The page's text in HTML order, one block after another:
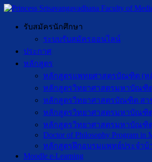
รับสมัครนักศึกษา
ระบบรับสมัครออนไลน์
ประกาศ
หลักสูตร
หลักสูตรแพทยศาสตรบัณฑิต (ห
หลักสูตรวิทยาศาสตรมหาบัณฑิ
หลักสูตรวิทยาศาสตรบัณฑิต ส
หลักสูตรวิทยาศาสตรมหาบัณฑิ
หลักสูตรวิทยาศาสตรมหาบัณฑิ
Doctor of Philosophy Program in
หลักสูตรฝึกอบรมแพทย์ประจำ
Moodle e-Learning